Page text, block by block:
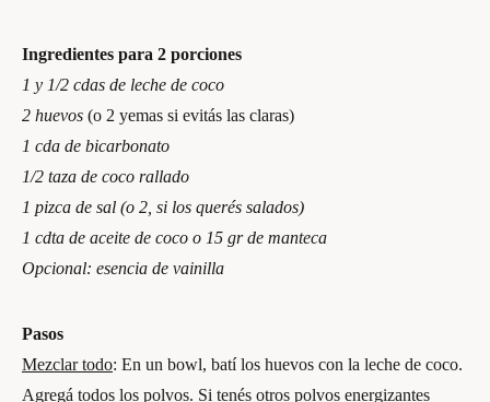
Ingredientes para 2 porciones
1 y 1/2 cdas de leche de coco
2 huevos (o 2 yemas si evitás las claras)
1 cda de bicarbonato
1/2 taza de coco rallado
1 pizca de sal (o 2, si los querés salados)
1 cdta de aceite de coco o 15 gr de manteca
Opcional: esencia de vainilla
Pasos
Mezclar todo: En un bowl, batí los huevos con la leche de coco.
Agregá todos los polvos. Si tenés otros polvos energizantes